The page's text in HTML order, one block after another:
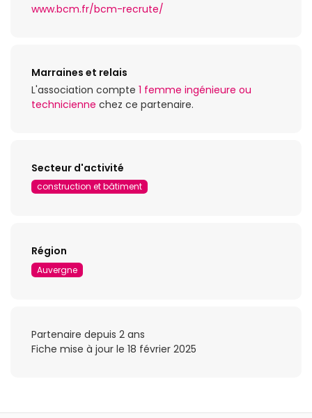
www.bcm.fr/bcm-recrute/
Marraines et relais
L'association compte 1 femme ingénieure ou
technicienne chez ce partenaire.
Secteur d'activité
construction et bâtiment
Région
Auvergne
Partenaire depuis 2 ans
Fiche mise à jour le 18 février 2025